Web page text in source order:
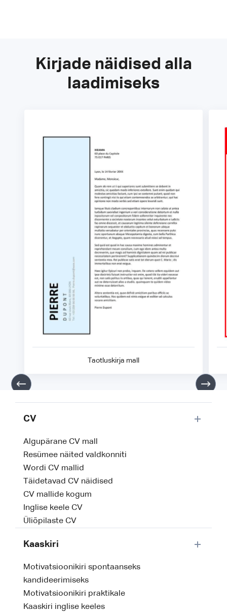
Kirjade näidised alla
laadimiseks
Taotluskirja mall
CV
Algupärane CV mall
Resümee näited valdkonniti
Wordi CV mallid
Täidetavad CV näidised
CV mallide kogum
Inglise keele CV
Üliõpilaste CV
Kaaskiri
Motivatsioonikiri spontaanseks
kandideerimiseks
Motivatsioonikiri praktikale
Kaaskiri inglise keeles